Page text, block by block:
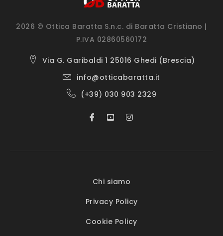
2026 © Ottica Baratta S.n.c. di Baratta Cristiano |
P.IVA 02860560172
Via G. Garibaldi 1 25016 Ghedi (Brescia)
info@otticabaratta.it
(+39) 030 903 2329
Chi siamo
Privacy Policy
Cookie Policy